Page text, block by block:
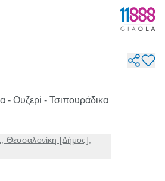
- Ουζερί - Τσιπουράδικα
Θεσσαλονίκη [Δήμος],